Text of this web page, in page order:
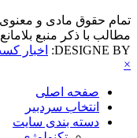
تمام حقوق مادی و
مطالب با ذکر منبع
DESIGNE BY:
اخبار
×
صفحه اصلی
انتخاب سردبیر
دسته بندی سایت